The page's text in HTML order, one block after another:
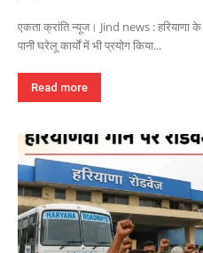
एकता क्रांति न्यूज। Jind news : हरियाणा
पानी घरेलू कार्यों में भी प्रयोग किया...
Read more